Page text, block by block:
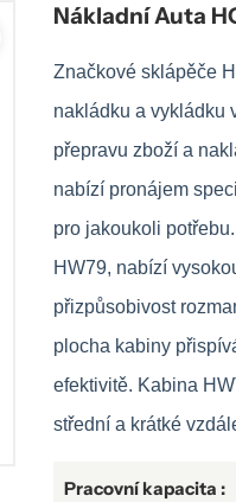
Nákladní Auta
Značkové sklápěče
nakládku a vykládku
přepravu zboží a
nabízí pronájem
pro jakoukoli
HW79, nabízí
přizpůsobivost
plocha kabiny
efektivitě. Kabina
střední a krátké
Pracovní kapacita :